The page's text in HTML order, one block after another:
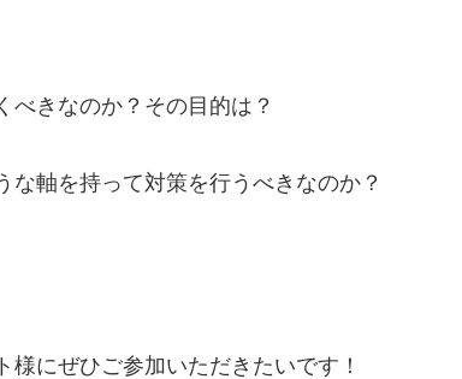
べきなのか？その目的は？
軸を持って対策を行うべきなのか？
にぜひご参加いただきたいです！